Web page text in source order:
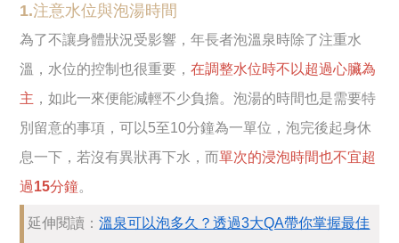
1.注意水位與泡湯時間
為了不讓身體狀況受影響，年長者泡溫泉時除了注重水
溫，水位的控制也很重要，在調整水位時不以超過心臟為
主 ，如此一來便能減輕不少負擔。泡湯的時間也是需要特
別留意的事項，可以5至10分鐘為一單位，泡完後起身休
息一下，若沒有異狀再下水，而單次的浸泡時間也不宜超
過15分鐘。
延伸閱讀：溫泉可以泡多久？透過3大QA帶你掌握最佳